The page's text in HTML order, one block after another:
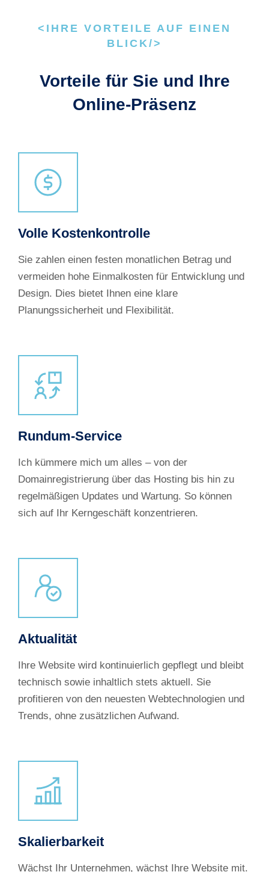
<IHRE VORTEILE AUF EINEN
BLICK/>
Vorteile für Sie und Ihre
Online-Präsenz
Volle Kostenkontrolle
Sie zahlen einen festen monatlichen Betrag und
vermeiden hohe Einmalkosten für Entwicklung und
Design. Dies bietet Ihnen eine klare
Planungssicherheit und Flexibilität.
Rundum-Service
Ich kümmere mich um alles – von der
Domainregistrierung über das Hosting bis hin zu
regelmäßigen Updates und Wartung. So können
sich auf Ihr Kerngeschäft konzentrieren.
Aktualität
Ihre Website wird kontinuierlich gepflegt und bleibt
technisch sowie inhaltlich stets aktuell. Sie
profitieren von den neuesten Webtechnologien und
Trends, ohne zusätzlichen Aufwand.
Skalierbarkeit
Wächst Ihr Unternehmen, wächst Ihre Website mit.